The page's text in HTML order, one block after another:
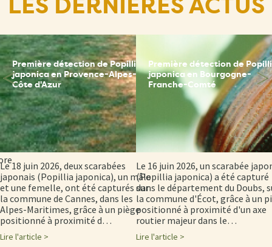
LES DERNIÈRES ACTUS
Première détection de Popillia
japonica en Provence-Alpes-
Côte d'Azur
Le 18 juin 2026, deux scarabées
japonais (Popillia japonica), un mâle
et une femelle, ont été capturés sur
la commune de Cannes, dans les
Alpes-Maritimes, grâce à un piège
positionné à proximité d…
Lire l'article >
Première détection de
japonica en Bourgogne-
Franche-Comté
Le 16 juin 2026, un scarabée
(Popillia japonica) a été capturé
dans le département du Doubs,
la commune d'Écot, grâce à un
positionné à proximité d'un axe
routier majeur dans le…
Lire l'article >